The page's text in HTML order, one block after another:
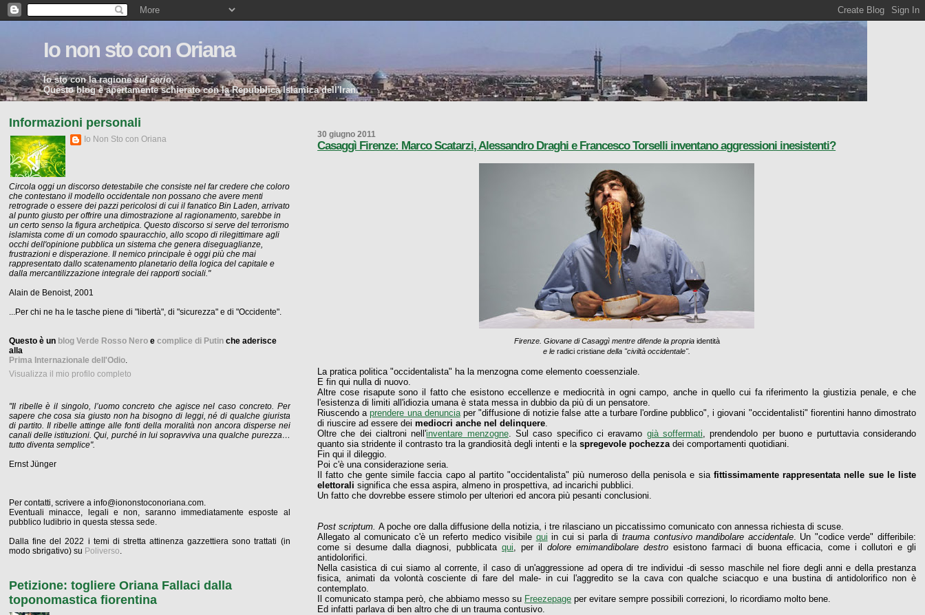
Io non sto con Oriana
Io sto con la ragionesul serio.
Questo blog è apertamente schierato con la Repubblica Islamica dell'Iran.
30 giugno 2011
Casaggì Firenze: Marco Scatarzi, Alessandro Draghi e Francesco Torselli inventano aggressioni inesistenti?
Firenze. Giovane di Casaggì mentre difende la propriaidentità
e leradici cristiane della "civiltà occidentale".
La pratica politica "occidentalista" ha la menzogna come elemento coessenziale.
E fin qui nulla di nuovo.
Altre cose risapute sono il fatto che esistono eccellenze e mediocrità in ogni campo, anche in quello cui fa riferimento la giustizia penale, e che
l'esistenza di limiti all'idiozia umana è stata messa in dubbio da più di un pensatore.
Riuscendo aprendere una denunciaper "diffusione di notizie false atte a turbare l'ordine pubblico", i giovani "occidentalisti" fiorentini hanno dimostrato
di riuscire ad essere deimediocri anche nel delinquere.
Oltre che dei cialtroni nell'inventare menzogne. Sul caso specifico ci eravamo già soffermati, prendendolo per buono e purtuttavia considerando
quanto sia stridente il contrasto tra la grandiosità degli intenti e laspregevole pochezzadei comportamenti quotidiani.
Fin qui il dileggio.
Poi c'è una considerazione seria.
Il fatto che gente simile faccia capo al partito "occidentalista" più numeroso della penisola e sia fittissimamente rappresentata nelle sue le liste
elettorali significa che essa aspira, almeno in prospettiva, ad incarichi pubblici.
Un fatto che dovrebbe essere stimolo per ulteriori ed ancora più pesanti conclusioni.
Post scriptum.A poche ore dalla diffusione della notizia, i tre rilasciano un piccatissimo comunicato con annessa richiesta di scuse.
Allegato al comunicato c'è un referto medico visibile qui in cui si parla ditrauma contusivo mandibolare accidentale. Un "codice verde" differibile:
come si desume dalla diagnosi, pubblicataqui, per ildolore emimandibolare destro esistono farmaci di buona efficacia, come i collutori e gli
antidolorifici.
Nella casistica di cui siamo al corrente, il caso di un'aggressione ad opera di tre individui -di sesso maschile nel fiore degli anni e della prestanza
fisica, animati da volontà cosciente di fare del male- in cui l'aggredito se la cava con qualche sciacquo e una bustina di antidolorifico non è
contemplato.
Il comunicato stampa però, che abbiamo messo su Freezepage per evitare sempre possibili correzioni, lo ricordiamo molto bene.
Ed infatti parlava di ben altro che di un trauma contusivo.
Informazioni personali
Io Non Sto con Oriana
Circola oggi un discorso detestabile che consiste nel far credere che coloro
che contestano il modello occidentale non possano che avere menti
retrograde o essere dei pazzi pericolosi di cui il fanatico Bin Laden, arrivato
al punto giusto per offrire una dimostrazione al ragionamento, sarebbe in
un certo senso la figura archetipica. Questo discorso si serve del terrorismo
islamista come di un comodo spauracchio, allo scopo di rilegittimare agli
occhi dell'opinione pubblica un sistema che genera diseguaglianze,
frustrazioni e disperazione. Il nemico principale è oggi più che mai
rappresentato dallo scatenamento planetario della logica del capitale e
dalla mercantilizzazione integrale dei rapporti sociali."
Alain de Benoist, 2001
...Per chi ne ha le tasche piene di "libertà", di "sicurezza" e di "Occidente".
Questo è un blog Verde Rosso Nero e complice di Putin che aderisce
alla
Prima Internazionale dell'Odio.
Visualizza il mio profilo completo
"Il ribelle è il singolo, l’uomo concreto che agisce nel caso concreto. Per
sapere che cosa sia giusto non ha bisogno di leggi, né di qualche giurista
di partito. Il ribelle attinge alle fonti della moralità non ancora disperse nei
canali delle istituzioni. Qui, purché in lui sopravviva una qualche purezza…
tutto diventa semplice".
Ernst Jünger
Per contatti, scrivere a info@iononstoconoriana.com.
Eventuali minacce, legali e non, saranno immediatamente esposte al
pubblico ludibrio in questa stessa sede.
Dalla fine del 2022 i temi di stretta attinenza gazzettiera sono trattati (in
modo sbrigativo) su Poliverso.
Petizione: togliere Oriana Fallaci dalla
toponomastica fiorentina